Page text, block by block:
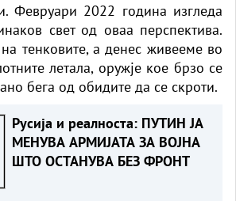
Февруари 2022 година изгледа
свет од оваа перспектива.
тенковите, а денес живееме во
летала, оружје кое брзо се
бега од обидите да се скроти.
Русија и реалноста: ПУТИН ЈА
МЕНУВА АРМИЈАТА ЗА ВОЈНА
ШТО ОСТАНУВА БЕЗ ФРОНТ